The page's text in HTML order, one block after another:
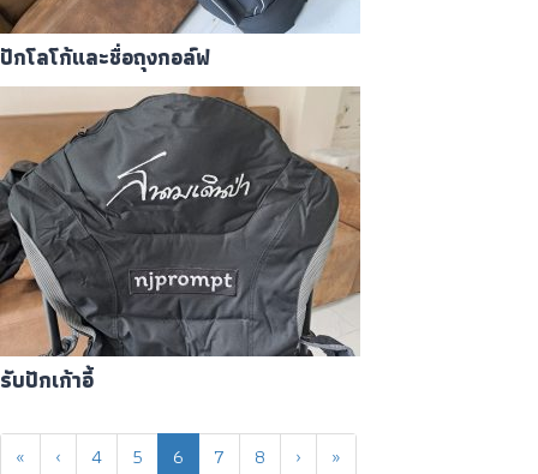
ปักโลโก้และชื่อถุงกอล์ฟ
รับปักเก้าอี้
« ‹ 4 5 6 7 8 › »